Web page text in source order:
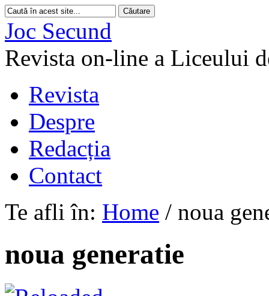
Joc Secund
Revista on-line a Liceului
Revista
Despre
Redacția
Contact
Te afli în: Home / noua
noua generatie